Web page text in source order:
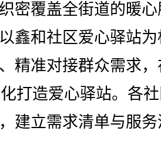
覆盖全街道的暖心
鑫和社区爱心驿站
精准对接群众需求
打造爱心驿站。各
建立需求清单与服